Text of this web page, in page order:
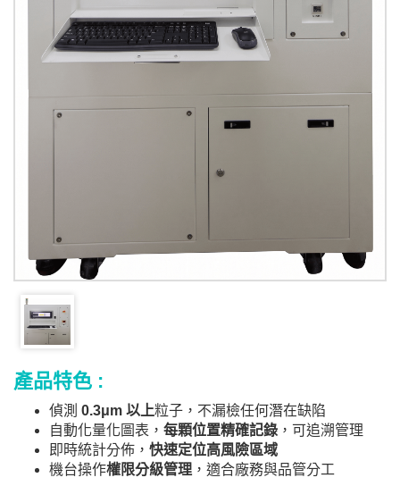
產品特色 :
偵測 0.3μm 以上粒子，不漏檢任何潛在缺陷
自動化量化圖表， 每顆位置精確記錄 ，可追溯管理
即時統計分佈， 快速定位高風險區域
機台操作權限分級管理 ，適合廠務與品管分工